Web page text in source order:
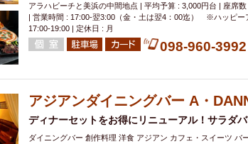
アラハビーチと美浜の中間地点 | 平均予算 : 3,000円台 | 座席数
| 営業時間 : 17:00-翌3:00（金・土は翌4：00迄） ※ハッピー
17:00-19:00 | 定休日 : 月
098-960-3992
アジアンダイニングバー A・
ディナーセットをお得にリニューアル！サラダ
ダイニングバー 創作料理 洋食 アジアン カフェ・スイーツ バ